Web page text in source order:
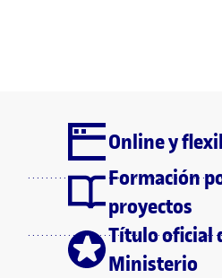
Online y
Formación
proyectos
Título oficial
Ministerio